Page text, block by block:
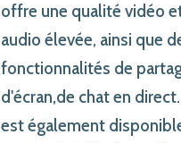
offre une qualité vidéo
audio élevée, ainsi que
fonctionnalités de
d'écran,de chat en
est également